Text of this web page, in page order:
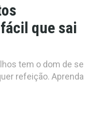
que sai
tem o dom de se
refeição. Aprenda